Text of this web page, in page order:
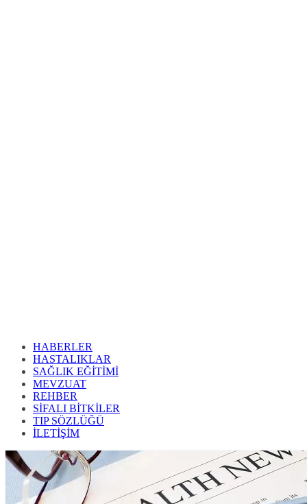
HABERLER
HASTALIKLAR
SAĞLIK EĞİTİMİ
MEVZUAT
REHBER
SİFALI BİTKİLER
TIP SÖZLÜĞÜ
İLETİŞİM